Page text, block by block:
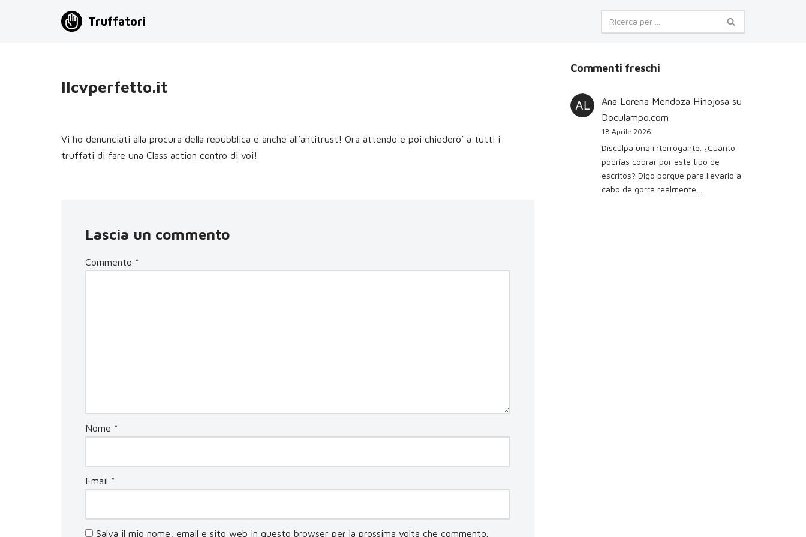
Truffatori
Ilcvperfetto.it
Vi ho denunciati alla procura della repubblica e anche all’antitrust! Ora attendo e poi chiederò’ a tutti i
truffati di fare una Class action contro di voi!
Lascia un commento
Commento *
Nome *
Email *
Salva il mio nome, email e sito web in questo browser per la prossima volta che commento.
Commenti freschi
Ana Lorena Mendoza Hinojosa su
Doculampo.com
18 Aprile 2026
Disculpa una interrogante. ¿Cuánto
podrías cobrar por este tipo de
escritos? Digo porque para llevarlo a
cabo de gorra realmente…